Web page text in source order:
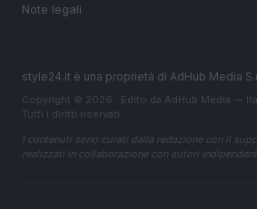
Note legali
style24.it è una proprietà di AdHub Media
Copyright © 2026 · Edito da AdHub Media —
Tutti i diritti riservati
I contenuti sono curati dalla redazione con il
realizzati in collaborazione con autori